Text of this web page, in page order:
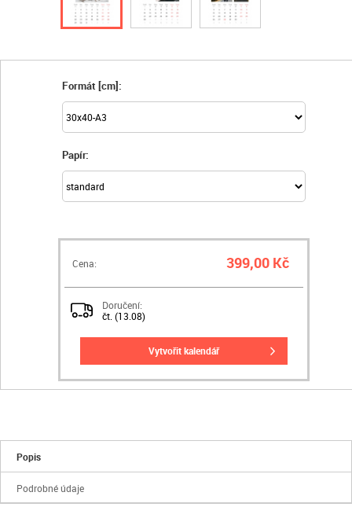
Formát [cm]:
Papír:
Cena: 399,00 Kč
Doručení:
čt. (13.08)
vytvořit kalendář
Popis
Podrobné údaje